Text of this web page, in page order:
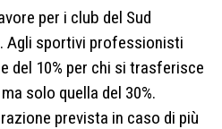
per i club del Sud
Agli sportivi professionisti
del 10% per chi si trasferisce
solo quella del 30%.
prevista in caso di più